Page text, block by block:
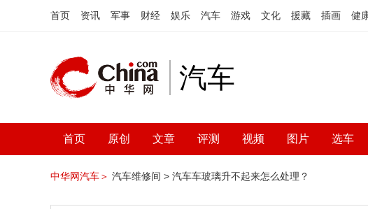
首页 资讯 军事 财经 娱乐 汽车 游戏 文化 援藏 插画 健
汽车
首页 原创 文章 评测 视频 图片 选车
中华网汽车＞ 汽车维修间 > 汽车车玻璃升不起来怎么处理？